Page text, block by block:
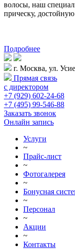
волосы, наш
прическу,
Подробнее
г. Москва, ул.
Прямая связь
с директором
+7 (929) 602-24-68
+7 (495) 99-546-88
Заказать звонок
Онлайн запись
Услуги
~
Прайс-лист
~
Фотогалерея
~
Бонусная
~
Персонал
~
Акции
~
Контакты